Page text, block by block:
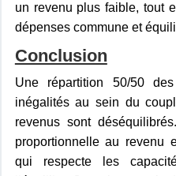
un revenu plus faible, tout
dépenses commune et
Conclusion
Une répartition 50/50
inégalités au sein du
revenus sont
proportionnelle au revenu
qui respecte les